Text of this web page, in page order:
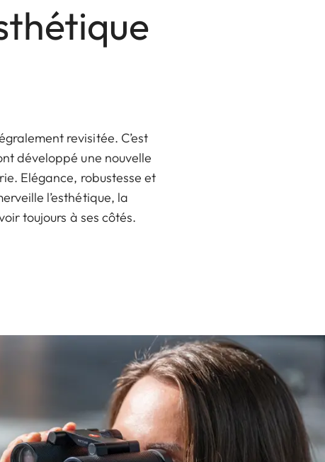
revisitée. C’est
développé une nouvelle
Elégance, robustesse et
l’esthétique, la
toujours à ses côtés.